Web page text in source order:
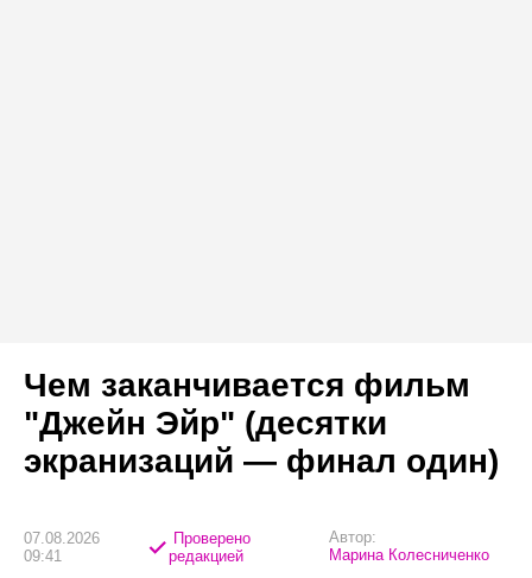
Чем заканчивается фильм
"Джейн Эйр" (десятки
экранизаций — финал один)
07.08.2026
09:41
Проверено
редакцией
Автор:
Марина Колесниченко